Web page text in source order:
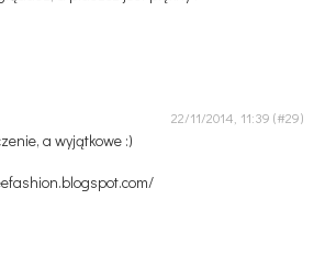
22/11/2014, 11:39
a wyjątkowe :)